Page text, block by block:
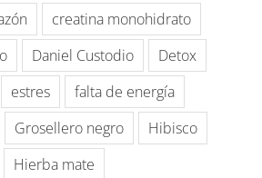
creatina monohidrato
Daniel Custodio
Detox
estres
falta de energía
Grosellero negro
Hibisco
Hierba mate